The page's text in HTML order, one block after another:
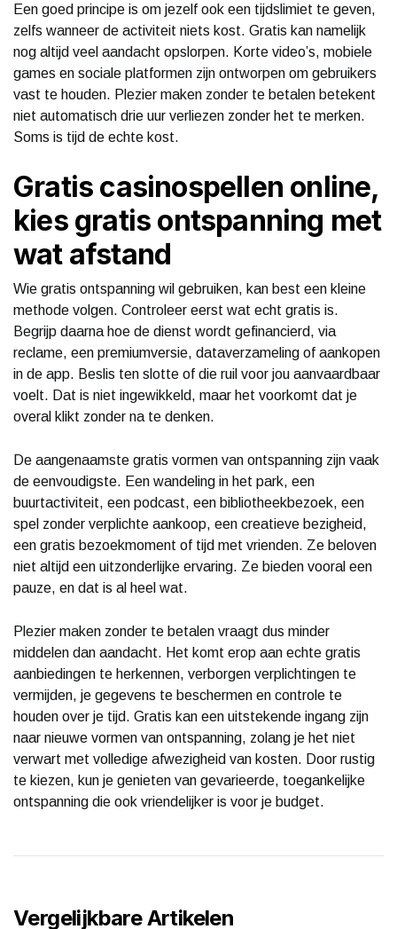
Een goed principe is om jezelf ook een tijdslimiet te geven,
zelfs wanneer de activiteit niets kost. Gratis kan namelijk
nog altijd veel aandacht opslorpen. Korte video’s, mobiele
games en sociale platformen zijn ontworpen om gebruikers
vast te houden. Plezier maken zonder te betalen betekent
niet automatisch drie uur verliezen zonder het te merken.
Soms is tijd de echte kost.
Gratis casinospellen online,
kies gratis ontspanning met
wat afstand
Wie gratis ontspanning wil gebruiken, kan best een kleine
methode volgen. Controleer eerst wat echt gratis is.
Begrijp daarna hoe de dienst wordt gefinancierd, via
reclame, een premiumversie, dataverzameling of aankopen
in de app. Beslis ten slotte of die ruil voor jou aanvaardbaar
voelt. Dat is niet ingewikkeld, maar het voorkomt dat je
overal klikt zonder na te denken.
De aangenaamste gratis vormen van ontspanning zijn vaak
de eenvoudigste. Een wandeling in het park, een
buurtactiviteit, een podcast, een bibliotheekbezoek, een
spel zonder verplichte aankoop, een creatieve bezigheid,
een gratis bezoekmoment of tijd met vrienden. Ze beloven
niet altijd een uitzonderlijke ervaring. Ze bieden vooral een
pauze, en dat is al heel wat.
Plezier maken zonder te betalen vraagt dus minder
middelen dan aandacht. Het komt erop aan echte gratis
aanbiedingen te herkennen, verborgen verplichtingen te
vermijden, je gegevens te beschermen en controle te
houden over je tijd. Gratis kan een uitstekende ingang zijn
naar nieuwe vormen van ontspanning, zolang je het niet
verwart met volledige afwezigheid van kosten. Door rustig
te kiezen, kun je genieten van gevarieerde, toegankelijke
ontspanning die ook vriendelijker is voor je budget.
Vergelijkbare Artikelen